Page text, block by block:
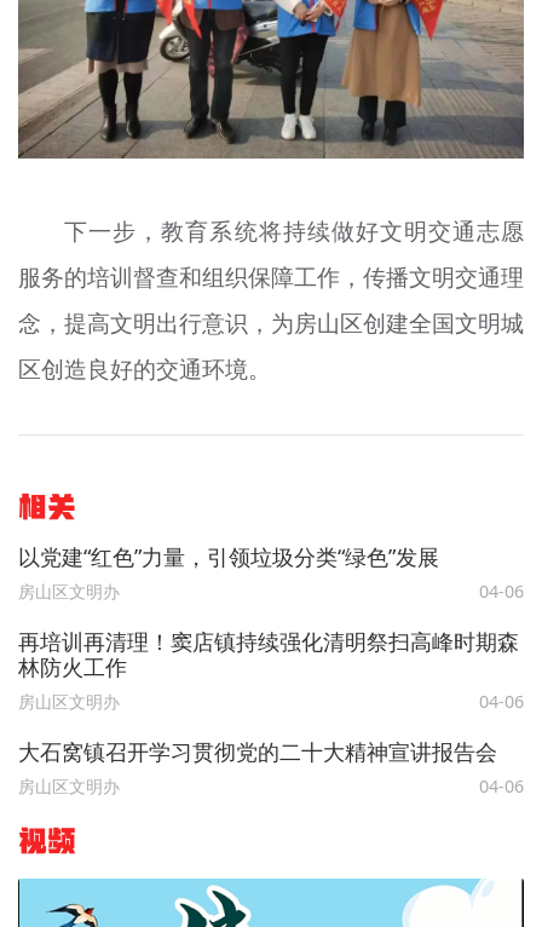
下一步，教育系统将持续做好文明交通志愿
服务的培训督查和组织保障工作，传播文明交通理
念，提高文明出行意识，为房山区创建全国文明城
区创造良好的交通环境。
相关
以党建“红色”力量，引领垃圾分类“绿色”发展
房山区文明办 04-06
再培训再清理！窦店镇持续强化清明祭扫高峰时期森
林防火工作
房山区文明办 04-06
大石窝镇召开学习贯彻党的二十大精神宣讲报告会
房山区文明办 04-06
视频